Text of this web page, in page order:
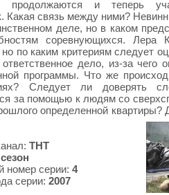
продолжаются и теперь
Какая связь между ними?
деле, но в каком
соревнующихся. Лера
по каким критериям следует
дело, из-за чего
программы. Что же
Следует ли доверять
за помощью к людям со
определенной квартиры?
ТНТ
номер серии: 4
серии: 2007